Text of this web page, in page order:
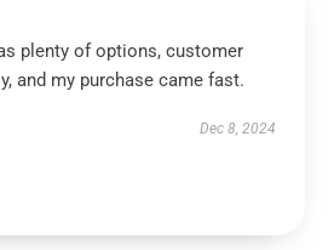
plenty of options, customer
and my purchase came fast.
Dec 8, 2024